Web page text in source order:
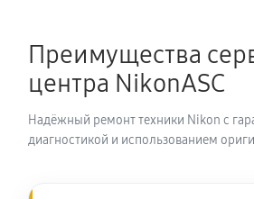
2530 руб 60
Замена корпуса фотоаппарата
2420 руб 60
Замена контроллера питания
Преимущества
центра NikonASC
Надёжный ремонт техники Nikon с
диагностикой и использованием